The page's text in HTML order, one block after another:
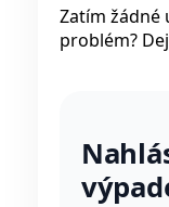
Zatím žádné
problém?